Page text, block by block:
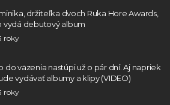
držiteľka dvoch Ruka Hore Awards,
vydá debutový album
roky
do väzenia nastúpi už o pár dní. Aj napriek
vydávať albumy a klipy (VIDEO)
roky